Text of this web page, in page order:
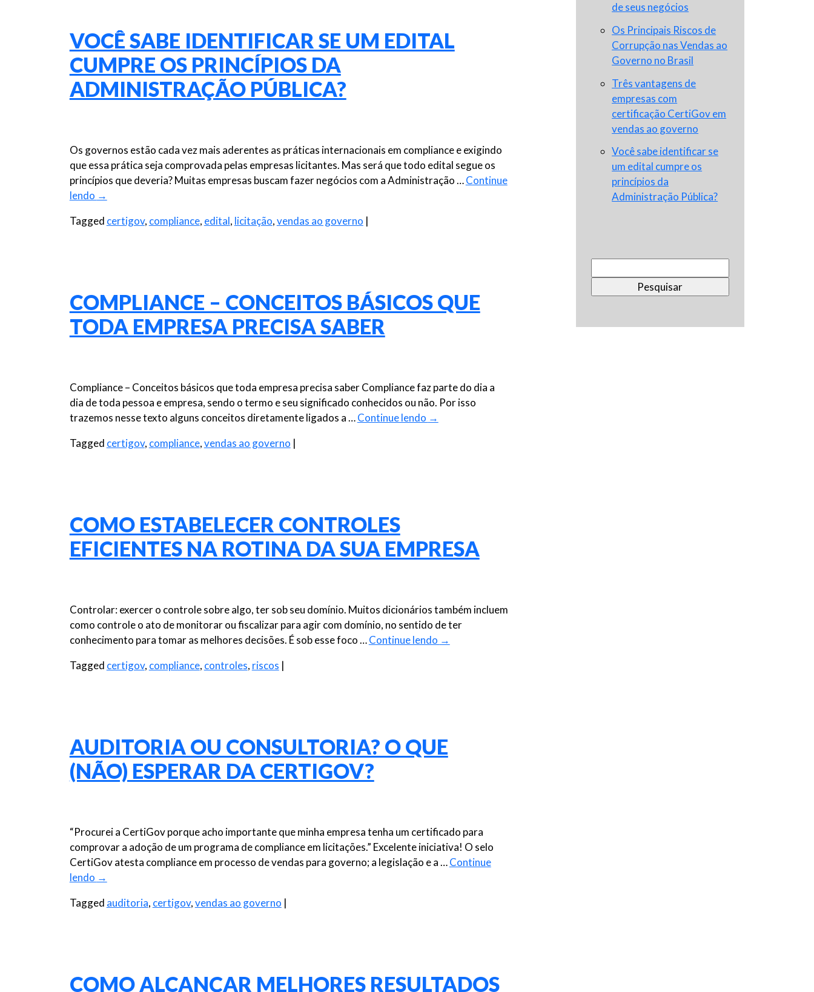
VOCÊ SABE IDENTIFICAR SE UM EDITAL
CUMPRE OS PRINCÍPIOS DA
ADMINISTRAÇÃO PÚBLICA?
Os governos estão cada vez mais aderentes as práticas internacionais em compliance e exigindo
que essa prática seja comprovada pelas empresas licitantes. Mas será que todo edital segue os
princípios que deveria? Muitas empresas buscam fazer negócios com a Administração …Continue
lendo →
Tagged certigov, compliance, edital, licitação,vendas ao governo |
COMPLIANCE – CONCEITOS BÁSICOS QUE
TODA EMPRESA PRECISA SABER
Compliance – Conceitos básicos que toda empresa precisa saber Compliance faz parte do dia a
dia de toda pessoa e empresa, sendo o termo e seu significado conhecidos ou não. Por isso
trazemos nesse texto alguns conceitos diretamente ligados a …Continue lendo →
Tagged certigov, compliance,vendas ao governo |
COMO ESTABELECER CONTROLES
EFICIENTES NA ROTINA DA SUA EMPRESA
Controlar: exercer o controle sobre algo, ter sob seu domínio. Muitos dicionários também incluem
como controle o ato de monitorar ou fiscalizar para agir com domínio, no sentido de ter
conhecimento para tomar as melhores decisões. É sob esse foco …Continue lendo →
Tagged certigov, compliance, controles, riscos |
AUDITORIA OU CONSULTORIA? O QUE
(NÃO) ESPERAR DA CERTIGOV?
“Procurei a CertiGov porque acho importante que minha empresa tenha um certificado para
comprovar a adoção de um programa de compliance em licitações.” Excelente iniciativa! O selo
CertiGov atesta compliance em processo de vendas para governo; a legislação e a …Continue
lendo →
Tagged auditoria, certigov,vendas ao governo |
COMO ALCANÇAR MELHORES RESULTADOS
de seus negócios
Os Principais Riscos de
Corrupção nas Vendas ao
Governo no Brasil
Três vantagens de
empresas com
certificação CertiGov em
vendas ao governo
Você sabe identificar se
um edital cumpre os
princípios da
Administração Pública?
por: